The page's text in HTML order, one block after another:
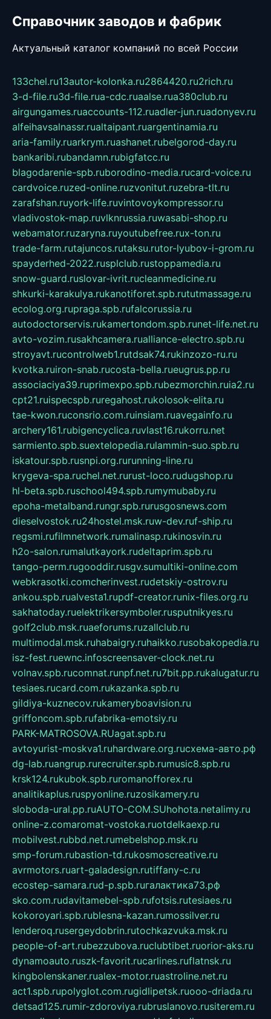
Справочник заводов и фабрик
Актуальный каталог компаний по всей России
133chel.ru13autor-kolonka.ru2864420.ru2rich.ru
3-d-file.ru3d-file.rua-cdc.ruaalse.rua380club.ru
airgungames.ruaccounts-112.ruadler-jun.ruadonyev.ru
alfeihavsalnassr.rualtaipant.ruargentinamia.ru
aria-family.ruarkrym.ruashanet.rubelgorod-day.ru
bankaribi.rubandamn.rubigfatcc.ru
blagodarenie-spb.ruborodino-media.rucard-voice.ru
cardvoice.ruzed-online.ruzvonitut.ruzebra-tlt.ru
zarafshan.ruyork-life.ruvintovoykompressor.ru
vladivostok-map.ruvlknrussia.ruwasabi-shop.ru
webamator.ruzaryna.ruyoutubefree.rux-ton.ru
trade-farm.rutajuncos.rutaksu.rutor-lyubov-i-grom.ru
spayderhed-2022.rusplclub.rustoppamedia.ru
snow-guard.ruslovar-ivrit.rucleanmedicine.ru
shkurki-karakulya.rukanotiforet.spb.rututmassage.ru
ecolog.org.rupraga.spb.rufalcorussia.ru
autodoctorservis.rukamertondom.spb.runet-life.net.ru
avto-vozim.rusakhcamera.rualliance-electro.spb.ru
stroyavt.rucontrolweb1.rutdsak74.rukinzozo-ru.ru
kvotka.ruiron-snab.rucosta-bella.rueugrus.pp.ru
associaciya39.ruprimexpo.spb.rubezmorchin.ruia2.ru
cpt21.ruispecspb.ruregahost.rukolosok-elita.ru
tae-kwon.ruconsrio.com.ruinsiam.ruavegainfo.ru
archery161.rubigencyclica.ruvlast16.rukorru.net
sarmiento.spb.suextelopedia.rulammin-suo.spb.ru
iskatour.spb.rusnpi.org.rurunning-line.ru
krygeva-spa.ruchel.net.rurust-loco.rudugshop.ru
hl-beta.spb.ruschool494.spb.rumymubaby.ru
epoha-metalband.rungr.spb.rurusgosnews.com
dieselvostok.ru24hostel.msk.ruw-dev.ruf-ship.ru
regsmi.rufilmnetwork.rumalinasp.rukinosvin.ru
h2o-salon.rumalutkayork.rudeltaprim.spb.ru
tango-perm.rugooddir.rusgv.sumultiki-online.com
webkrasotki.comcherinvest.rudetskiy-ostrov.ru
ankou.spb.rualvesta1.rupdf-creator.runix-files.org.ru
sakhatoday.ruelektrikersymboler.rusputnikyes.ru
golf2club.msk.ruaeforums.ruzallclub.ru
multimodal.msk.ruhabaigry.ruhaikko.rusobakopedia.ru
isz-fest.ruewnc.infoscreensaver-clock.net.ru
volnav.spb.rucomnat.runpf.net.ru7bit.pp.rukalugatur.ru
tesiaes.rucard.com.rukazanka.spb.ru
gildiya-kuznecov.rukameryboavision.ru
griffoncom.spb.rufabrika-emotsiy.ru
PARK-MATROSOVA.RUagat.spb.ru
avtoyurist-moskva1.ruhardware.org.ruсхема-авто.рф
dg-lab.ruangrup.rurecruiter.spb.rumusic8.spb.ru
krsk124.rukubok.spb.ruromanofforex.ru
analitikaplus.ruspyonline.ruzosikamery.ru
sloboda-ural.pp.ruAUTO-COM.SUhohota.netalimy.ru
online-z.comaromat-vostoka.ruotdelkaexp.ru
mobilvest.rubbd.net.rumebelshop.msk.ru
smp-forum.rubastion-td.rukosmoscreative.ru
avrmotors.ruart-galadesign.rutiffany-c.ru
ecostep-samara.rud-p.spb.ruгалактика73.рф
sko.com.rudavitamebel-spb.rufotsis.rutesiaes.ru
kokoroyari.spb.rublesna-kazan.rumossilver.ru
lenderoq.rusergeydobrin.rutochkazvuka.msk.ru
people-of-art.rubezzubova.ruclubtibet.ruorior-aks.ru
dynamoauto.ruszk-favorit.rucarlines.ruflatnsk.ru
kingbolenskaner.rualex-motor.ruastroline.net.ru
act1.spb.rupolyglot.com.rugidlipetsk.ruooo-driada.ru
detsad125.rumir-zdoroviya.rubruslanovo.rusiterem.ru